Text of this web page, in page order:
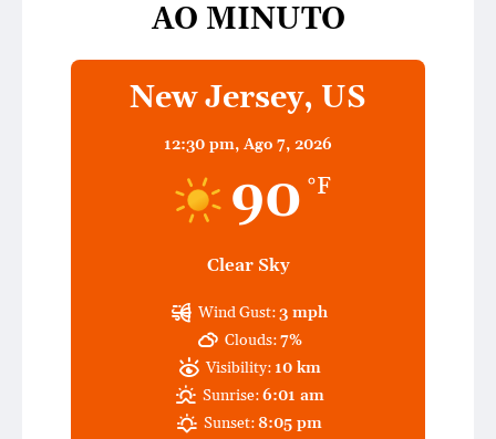
AO MINUTO
New Jersey, US
12:30 pm, Ago 7, 2026
90 °F
Clear Sky
Wind Gust:3 mph
Clouds:7%
Visibility: 10 km
Sunrise:6:01 am
Sunset:8:05 pm